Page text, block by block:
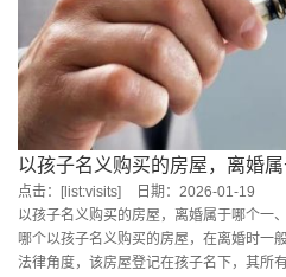
以孩子名义购买的房屋，离婚
点击：[list:visits]
日期：2026-01-19
以孩子名义购买的房屋，离婚属于哪个一
哪个以孩子名义购买的房屋，在离婚时一
法律角度，该房屋登记在孩子名下，其所